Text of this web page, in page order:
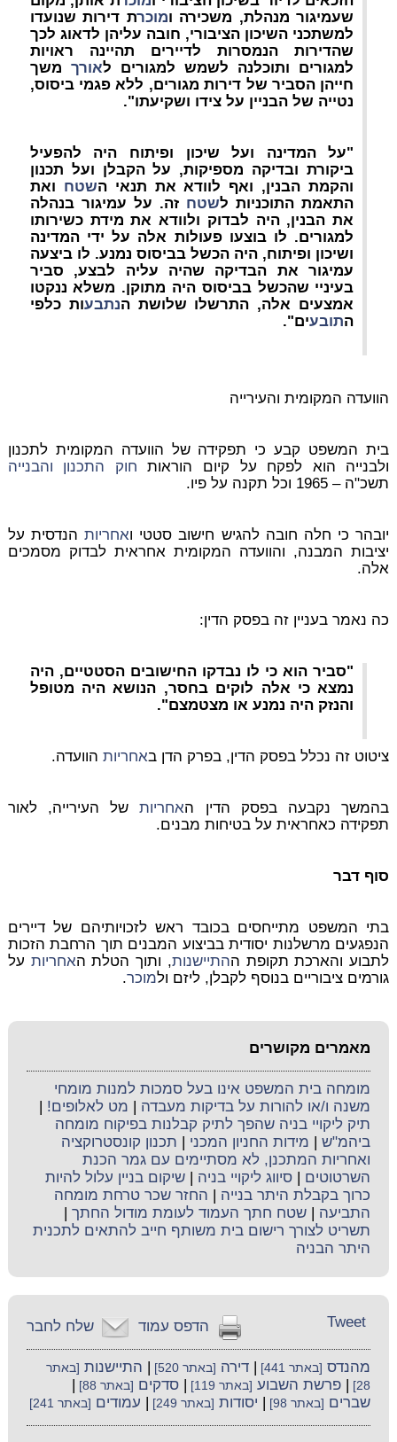
שעמיגור מנהלת, משכירה ומוכרת דירות שנועדו
למשתכני השיכון הציבורי, חובה עליהן לדאוג לכך
שהדירות הנמסרות לדיירים תהיינה ראויות
למגורים ותוכלנה לשמש למגורים לאורך משך
חייהן הסביר של דירות מגורים, ללא פגמי ביסוס,
נטייה של הבניין על צידו ושקיעתו".
"על המדינה ועל שיכון ופיתוח היה להפעיל
ביקורת ובדיקה מספיקות, על הקבלן ועל תכנון
והקמת הבנין, ואף לוודא את תנאי השטח ואת
התאמת התוכניות לשטח זה. על עמיגור בנהלה
את הבנין, היה לבדוק ולוודא את מידת כשירותו
למגורים. לו בוצעו פעולות אלה על ידי המדינה
ושיכון ופיתוח, היה הכשל בביסוס נמנע. לו ביצעה
עמיגור את הבדיקה שהיה עליה לבצע, סביר
בעיניי שהכשל בביסוס היה מתוקן. משלא ננקטו
אמצעים אלה, התרשלו שלושת הנתבעות כלפי
התובעים".
הוועדה המקומית והעירייה
בית המשפט קבע כי תפקידה של הוועדה המקומית לתכנון
ולבנייה הוא לפקח על קיום הוראות חוק התכנון והבנייה
תשכ"ה – 1965 וכל תקנה על פיו.
יובהר כי חלה חובה להגיש חישוב סטטי ואחריותהנדסית על
יציבות המבנה, והוועדה המקומית אחראית לבדוק מסמכים
אלה.
כה נאמר בעניין זה בפסק הדין:
"סביר הוא כי לו נבדקו החישובים הסטטיים, היה
נמצא כי אלה לוקים בחסר, הנושא היה מטופל
והנזק היה נמנע או מצטמצם".
ציטוט זה נכלל בפסק הדין, בפרק הדן באחריותהוועדה.
בהמשך נקבעה בפסק הדין האחריותשל העירייה, לאור
תפקידה כאחראית על בטיחות מבנים.
סוף דבר
בתי המשפט מתייחסים בכובד ראש לזכויותיהם של דיירים
הנפגעים מרשלנות יסודית בביצוע המבנים תוך הרחבת הזכות
לתבוע והארכת תקופת ההתיישנות, ותוך הטלת האחריות על
גורמים ציבוריים בנוסף לקבלן, ליזם ולמוכר.
מאמרים מקושרים
מומחה בית המשפט אינו בעל סמכות למנות מומחי
משנה ו/או להורות על בדיקות מעבדה
מט לאלופים!
תיק ליקויי בניה שהפך לתיק קבלנות בפיקוח מומחה
ביהמ"ש
מידות החניון המכני
תכנון קונסטרוקציה
ואחריות המתכנן, לא מסתיימים עם גמר הכנת
השרטוטים |סיווג ליקויי בניה |שיקום בניין עלול להיות
כרוך בקבלת היתר בנייה
החזר שכר טרחת מומחה
התביעה |שטח חתך העמוד לעומת מודול החתך
תשריט לצורך רישום בית משותף חייב להתאים לתכנית
היתר הבניה
שלח לחבר הדפס עמוד Tweet
מהנדס [באתר 441] |דירה [באתר 520] התיישנות [באתר
28]
|פרשת השבוע [באתר 119] |סדקים [באתר 88]
שברים [באתר 98] יסודות [באתר 249] עמודים [באתר 241]